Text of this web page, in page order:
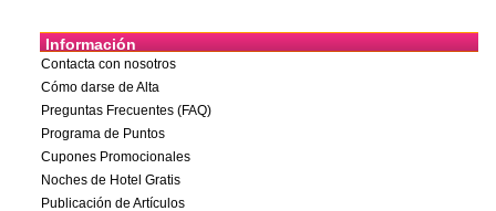
Información
Contacta con nosotros
Cómo darse de Alta
Preguntas Frecuentes (FAQ)
Programa de Puntos
Cupones Promocionales
Noches de Hotel Gratis
Publicación de Artículos